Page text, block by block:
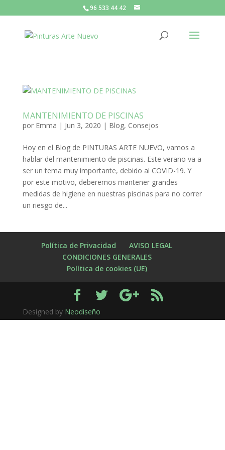
96 533 44 42
MANTENIMIENTO DE PISCINAS
por Emma | Jun 3, 2020 | Blog, Consejos
Hoy en el Blog de PINTURAS ARTE NUEVO, vamos a
hablar del mantenimiento de piscinas. Este verano va a
ser un tema muy importante, debido al COVID-19. Y
por este motivo, deberemos mantener grandes
medidas de higiene en nuestras piscinas para no correr
un riesgo de...
Política de Privacidad
AVISO LEGAL
CONDICIONES GENERALES
Política de cookies (UE)
Designed by Neodiseño